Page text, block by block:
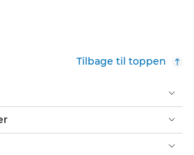
Tilbage til toppen